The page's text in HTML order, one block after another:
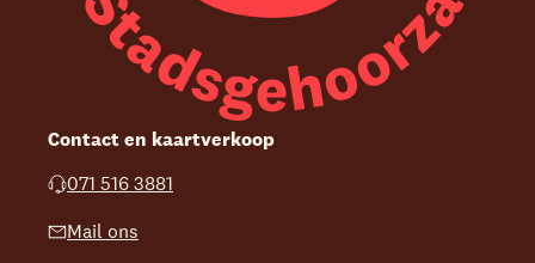
Contact en kaartverkoop
071 516 3881
Mail ons